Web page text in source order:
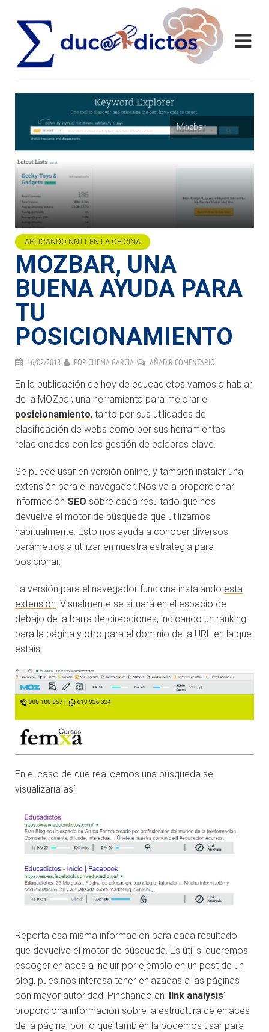
Mozbar
APLICANDO NNTT EN LA OFICINA
MOZBAR, UNA
BUENA AYUDA PARA
TU
POSICIONAMIENTO
16/02/2018 POR CHEMA GARCIA AÑADIR COMENTARIO
En la publicación de hoy de educadictos vamos a hablar
de la MOZbar, una herramienta para mejorar el
posicionamiento, tanto por sus utilidades de
clasificación de webs como por sus herramientas
relacionadas con las gestión de palabras clave.
Se puede usar en versión online, y también instalar una
extensión para el navegador. Nos va a proporcionar
información SEO sobre cada resultado que nos
devuelve el motor de búsqueda que utilizamos
habitualmente. Esto nos ayuda a conocer diversos
parámetros a utilizar en nuestra estrategia para
posicionar.
La versión para el navegador funciona instalando esta
extensión . Visualmente se situará en el espacio de
debajo de la barra de direcciones, indicando un ránking
para la página y otro para el dominio de la URL en la que
estáis.
En el caso de que realicemos una búsqueda se
visualizaría así:
Reporta esa misma información para cada resultado
que devuelve el motor de búsqueda. Es útil si queremos
escoger enlaces a incluir por ejemplo en un post de un
blog, pues nos interesa tener enlazadas a las páginas
con mayor autoridad. Pinchando en ‘link analysis’
proporciona información sobre la estructura de enlaces
de la página, por lo que también la podemos usar para